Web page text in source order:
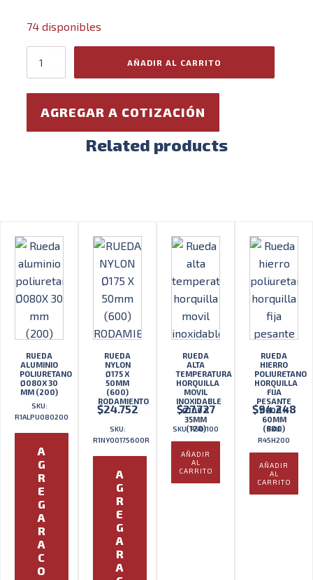
74 disponibles
Rueda
Ø200
AÑADIR AL CARRITO
AGREGAR A COTIZACIÓN
Related products
RUEDA
ALUMINIO
POLIURETANO
Ø080X 30
MM (200)
SKU:
R1ALPU080200
A
G
R
E
G
A
R
A
C
O
RUEDA
NYLON
Ø175 X
50MM
(600)
RODAMIENTO
$24.752
SKU:
R1NY00175600R
A
G
R
E
G
A
R
A
RUEDA
ALTA
TEMPERATURA
HORQUILLA
MOVIL
INOXIDABLE
Ø100 X
35MM
(120)
$27.727
SKU: R50I100
AÑADIR
AL
CARRITO
RUEDA
HIERRO
POLIURETANO
HORQUILLA
FIJA
PESANTE
Ø200 X
60MM
(800)
$94.248
SKU:
R45H200
AÑADIR
AL
CARRITO